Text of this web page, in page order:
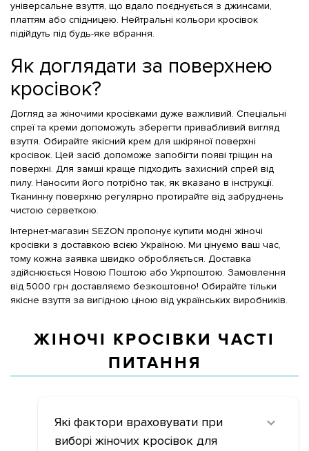
універсальне взуття, що вдало поєднується з джинсами,
платтям або спідницею. Нейтральні кольори кросівок
підійдуть під будь-яке вбрання.
Як доглядати за поверхнею
кросівок?
Догляд за жіночими кросівками дуже важливий. Спеціальні
спреї та креми допоможуть зберегти привабливий вигляд
взуття. Обирайте якісний крем для шкіряної поверхні
кросівок. Цей засіб допоможе запобігти появі тріщин на
поверхні. Для замші краще підходить захисний спрей від
пилу. Наносити його потрібно так, як вказано в інструкції.
Тканинну поверхню регулярно протирайте від забруднень
чистою серветкою.
Інтернет-магазин SEZON пропонує купити модні жіночі
кросівки з доставкою всією Україною. Ми цінуємо ваш час,
тому кожна заявка швидко обробляється. Доставка
здійснюється Новою Поштою або Укрпоштою. Замовлення
від 5000 грн доставляємо безкоштовно! Обирайте тільки
якісне взуття за вигідною ціною від українських виробників.
ЖІНОЧІ КРОСІВКИ ЧАСТІ
ПИТАННЯ
Які фактори враховувати при
виборі жіночих кросівок для